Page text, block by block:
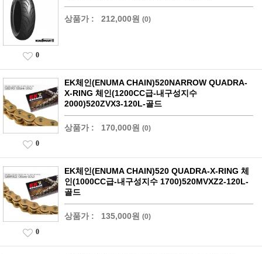
상품가 : 212,000원 (0)
0
EK체인(ENUMA CHAIN)520NARROW QUADRA-
X-RING 체인(1200CC급-내구성지수
2000)520ZVX3-120L-골드
상품가 : 170,000원 (0)
0
EK체인(ENUMA CHAIN)520 QUADRA-X-RING 체
인(1000CC급-내구성지수 1700)520MVXZ2-120L-
골드
상품가 : 135,000원 (0)
0